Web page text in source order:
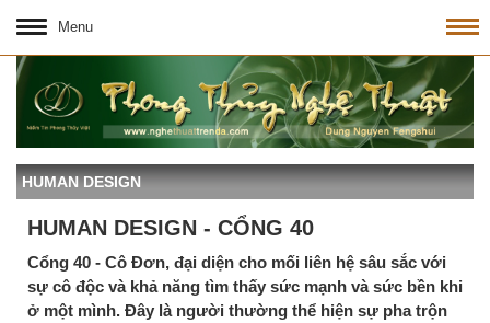
Menu
HUMAN DESIGN
HUMAN DESIGN - CỔNG 40
Cổng 40 - Cô Đơn, đại diện cho mối liên hệ sâu sắc với
sự cô độc và khả năng tìm thấy sức mạnh và sức bền khi
ở một mình. Đây là người thường thể hiện sự pha trộn